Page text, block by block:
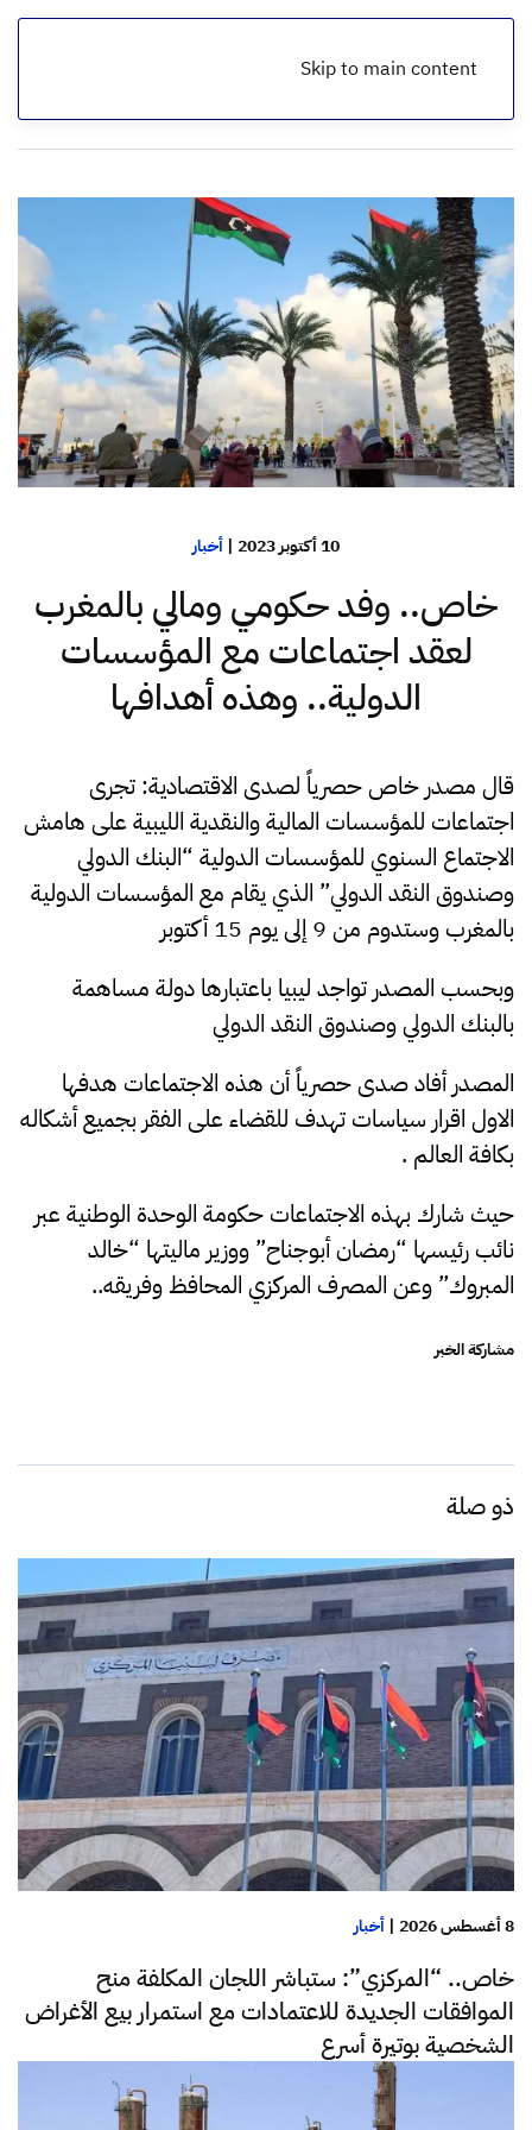
Skip to main content
الرئيسية
10 أكتوبر 2023 | أخبار
خاص.. وفد حكومي ومالي بالمغرب
لعقد اجتماعات مع المؤسسات
الدولية.. وهذه أهدافها
قال مصدر خاص حصرياً لصدى الاقتصادية: تجرى
اجتماعات للمؤسسات المالية والنقدية الليبية على هامش
الاجتماع السنوي للمؤسسات الدولية “البنك الدولي
وصندوق النقد الدولي” الذي يقام مع المؤسسات الدولية
بالمغرب وستدوم من 9 إلى يوم 15 أكتوبر
وبحسب المصدر تواجد ليبيا باعتبارها دولة مساهمة
بالبنك الدولي وصندوق النقد الدولي
المصدر أفاد صدى حصرياً أن هذه الاجتماعات هدفها
الاول اقرار سياسات تهدف للقضاء على الفقر بجميع أشكاله
بكافة العالم .
حيث شارك بهذه الاجتماعات حكومة الوحدة الوطنية عبر
نائب رئيسها “رمضان أبوجناح” ووزير ماليتها “خالد
المبروك” وعن المصرف المركزي المحافظ وفريقه..
مشاركة الخبر
ذو صلة
8 أغسطس 2026 | أخبار
خاص.. “المركزي”: ستباشر اللجان المكلفة منح
الموافقات الجديدة للاعتمادات مع استمرار بيع الأغراض
الشخصية بوتيرة أسرع